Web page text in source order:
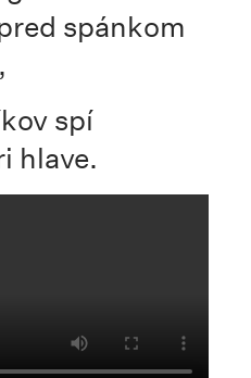
spánkom
spí
hlave.